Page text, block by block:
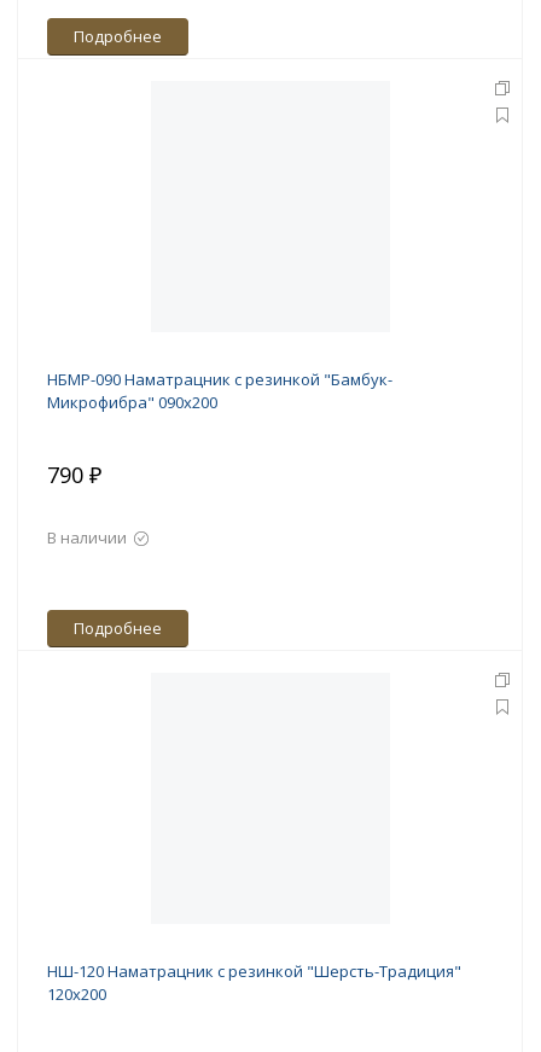
Подробнее
НБМР-090 Наматрацник с резинкой "Бамбук-
Микрофибра" 090х200
790 ₽
В наличии
Подробнее
НШ-120 Наматрацник с резинкой "Шерсть-Традиция"
120х200